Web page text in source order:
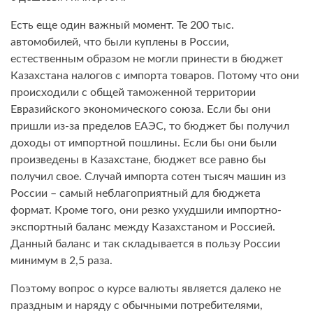
Есть еще один важный момент. Те 200 тыс.
автомобилей, что были куплены в России,
естественным образом не могли принести в бюджет
Казахстана налогов с импорта товаров. Потому что они
происходили с общей таможенной территории
Евразийского экономического союза. Если бы они
пришли из-за пределов ЕАЭС, то бюджет бы получил
доходы от импортной пошлины. Если бы они были
произведены в Казахстане, бюджет все равно бы
получил свое. Случай импорта сотен тысяч машин из
России – самый неблагоприятный для бюджета
формат. Кроме того, они резко ухудшили импортно-
экспортный баланс между Казахстаном и Россией.
Данный баланс и так складывается в пользу России
минимум в 2,5 раза.
Поэтому вопрос о курсе валюты является далеко не
праздным и наряду с обычными потребителями,